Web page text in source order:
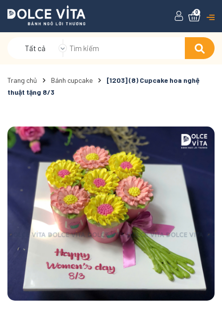
Tất cả
0
Trang chủ Bánh cupcake
[1203] (8) Cupcake hoa nghệ
thuật tặng 8/3